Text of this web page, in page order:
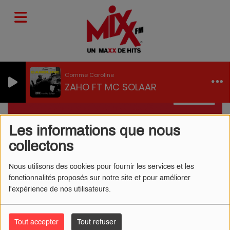
Les informations que nous
collectons
Nous utilisons des cookies pour fournir les services et les
fonctionnalités proposés sur notre site et pour améliorer
l'expérience de nos utilisateurs.
Tout accepter Tout refuser
Comme Caroline
ZAHO FT MC SOLAAR
MIXX FM PARTENAIRES
www.futuroscope.com
www.puydufou.com